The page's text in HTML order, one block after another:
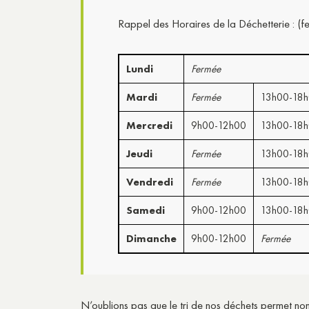
Rappel des Horaires de la Déchetterie :
Lundi Fermée
Mardi Fermée 13h00-
Mercredi 9h00-12h00 13h00-
Jeudi Fermée 13h00-
Vendredi Fermée 13h00-
Samedi 9h00-12h00 13h00-
Dimanche 9h00-12h00 Fermée
N’oublions pas que le tri de nos déchets permet